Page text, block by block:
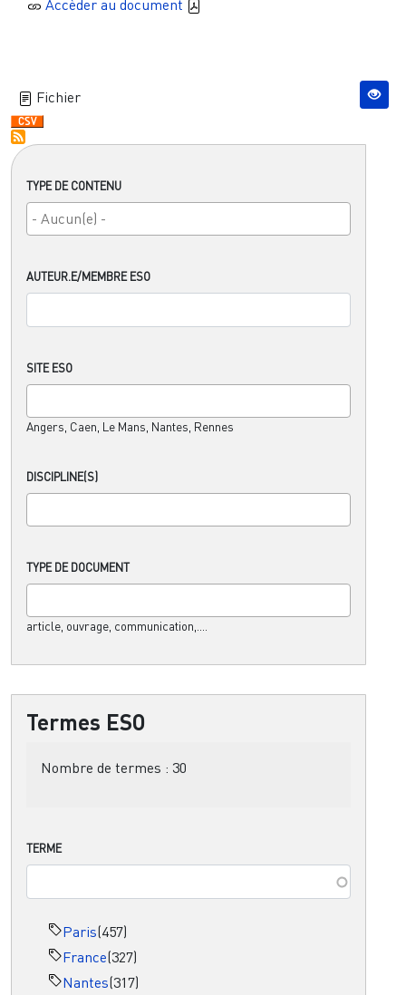
TYPE DE CONTENU
AUTEUR.E/MEMBRE ESO
SITE ESO
Angers, Caen, Le Mans, Nantes, Rennes
DISCIPLINE(S)
TYPE DE DOCUMENT
article, ouvrage, communication,....
Termes ESO
Nombre de termes : 30
TERME
Paris(457)
France(327)
Nantes(317)
Accèder au document
Fichier